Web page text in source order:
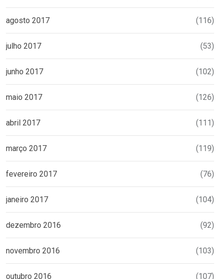
agosto 2017 (116)
julho 2017 (53)
junho 2017 (102)
maio 2017 (126)
abril 2017 (111)
março 2017 (119)
fevereiro 2017 (76)
janeiro 2017 (104)
dezembro 2016 (92)
novembro 2016 (103)
outubro 2016 (107)